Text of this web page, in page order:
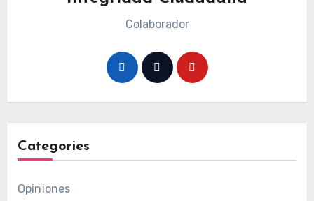
Colaborador
Categories
Opiniones